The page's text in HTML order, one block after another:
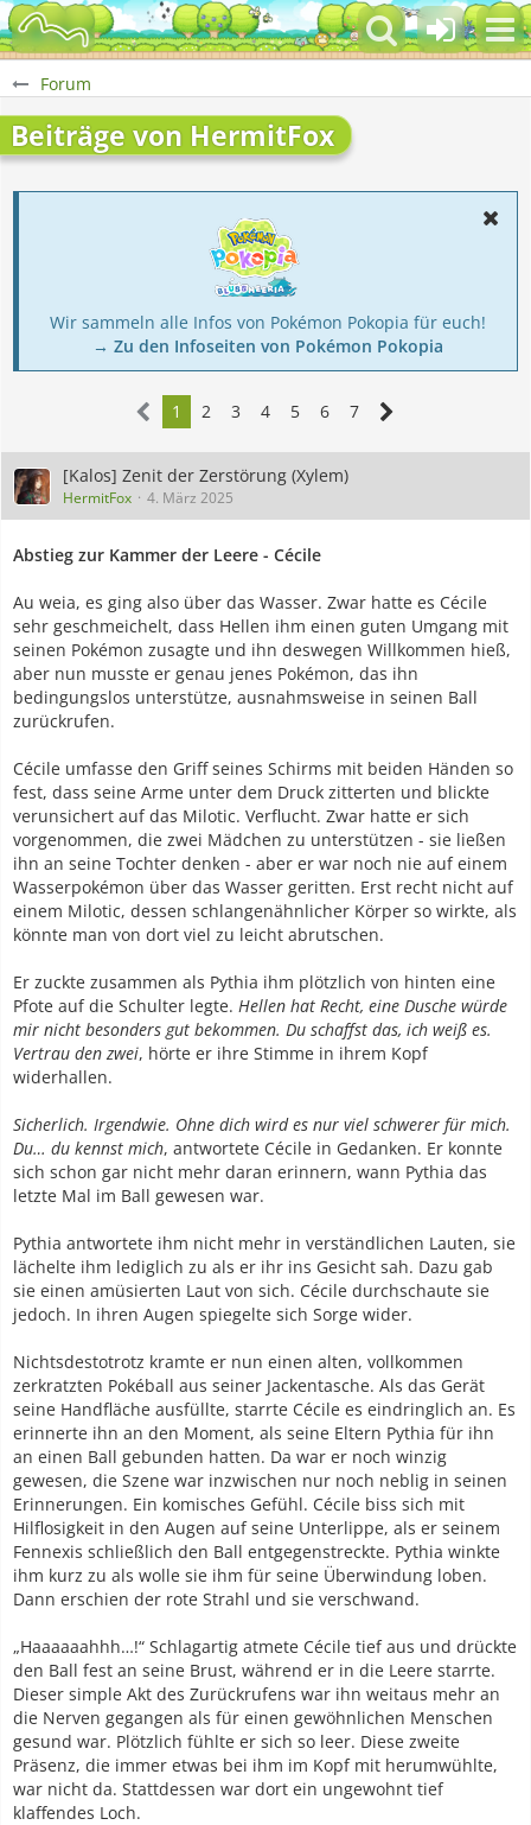
Forum
Beiträge von HermitFox
Wir sammeln alle Infos von Pokémon Pokopia für euch!
→ Zu den Infoseiten von Pokémon Pokopia
1 2 3 4 5 6 7
[Kalos] Zenit der Zerstörung (Xylem)
HermitFox 4. März 2025
Abstieg zur Kammer der Leere - Cécile
Au weia, es ging also über das Wasser. Zwar hatte es Cécile
sehr geschmeichelt, dass Hellen ihm einen guten Umgang mit
seinen Pokémon zusagte und ihn deswegen Willkommen hieß,
aber nun musste er genau jenes Pokémon, das ihn
bedingungslos unterstütze, ausnahmsweise in seinen Ball
zurückrufen.
Cécile umfasse den Griff seines Schirms mit beiden Händen so
fest, dass seine Arme unter dem Druck zitterten und blickte
verunsichert auf das Milotic. Verflucht. Zwar hatte er sich
vorgenommen, die zwei Mädchen zu unterstützen - sie ließen
ihn an seine Tochter denken - aber er war noch nie auf einem
Wasserpokémon über das Wasser geritten. Erst recht nicht auf
einem Milotic, dessen schlangenähnlicher Körper so wirkte, als
könnte man von dort viel zu leicht abrutschen.
Er zuckte zusammen als Pythia ihm plötzlich von hinten eine
Pfote auf die Schulter legte. Hellen hat Recht, eine Dusche würde
mir nicht besonders gut bekommen. Du schaffst das, ich weiß es.
Vertrau den zwei, hörte er ihre Stimme in ihrem Kopf
widerhallen.
Sicherlich. Irgendwie. Ohne dich wird es nur viel schwerer für mich.
Du… du kennst mich, antwortete Cécile in Gedanken. Er konnte
sich schon gar nicht mehr daran erinnern, wann Pythia das
letzte Mal im Ball gewesen war.
Pythia antwortete ihm nicht mehr in verständlichen Lauten, sie
lächelte ihm lediglich zu als er ihr ins Gesicht sah. Dazu gab
sie einen amüsierten Laut von sich. Cécile durchschaute sie
jedoch. In ihren Augen spiegelte sich Sorge wider.
Nichtsdestotrotz kramte er nun einen alten, vollkommen
zerkratzten Pokéball aus seiner Jackentasche. Als das Gerät
seine Handfläche ausfüllte, starrte Cécile es eindringlich an. Es
erinnerte ihn an den Moment, als seine Eltern Pythia für ihn
an einen Ball gebunden hatten. Da war er noch winzig
gewesen, die Szene war inzwischen nur noch neblig in seinen
Erinnerungen. Ein komisches Gefühl. Cécile biss sich mit
Hilflosigkeit in den Augen auf seine Unterlippe, als er seinem
Fennexis schließlich den Ball entgegenstreckte. Pythia winkte
ihm kurz zu als wolle sie ihm für seine Überwindung loben.
Dann erschien der rote Strahl und sie verschwand.
„Haaaaaahhh…!“ Schlagartig atmete Cécile tief aus und drückte
den Ball fest an seine Brust, während er in die Leere starrte.
Dieser simple Akt des Zurückrufens war ihn weitaus mehr an
die Nerven gegangen als für einen gewöhnlichen Menschen
gesund war. Plötzlich fühlte er sich so leer. Diese zweite
Präsenz, die immer etwas bei ihm im Kopf mit herumwühlte,
war nicht da. Stattdessen war dort ein ungewohnt tief
klaffendes Loch.